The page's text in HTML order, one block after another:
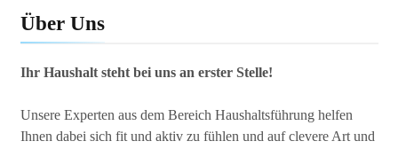
Über Uns
Ihr Haushalt steht bei uns an erster Stelle!
Unsere Experten aus dem Bereich Haushaltsführung helfen
Ihnen dabei sich fit und aktiv zu fühlen und auf clevere Art und